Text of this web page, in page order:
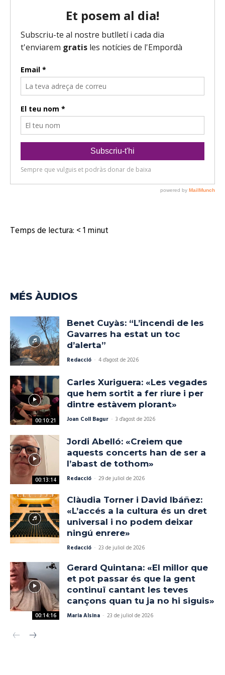
Temps de lectura: < 1minut
MÉS ÀUDIOS
Benet Cuyàs: “L’incendi de les
Gavarres ha estat un toc
d’alerta”
Redacció - 4 d'agost de 2026
00:10:21
Carles Xuriguera: «Les vegades
que hem sortit a fer riure i per
dintre estàvem plorant»
Joan Coll Bagur - 3 d'agost de 2026
00:13:14
Jordi Abelló: «Creiem que
aquests concerts han de ser a
l’abast de tothom»
Redacció - 29 de juliol de 2026
Clàudia Torner i David Ibáñez:
«L’accés a la cultura és un dret
universal i no podem deixar
ningú enrere»
Redacció - 23 de juliol de 2026
00:14:16
Gerard Quintana: «El millor que
et pot passar és que la gent
continuï cantant les teves
cançons quan tu ja no hi siguis»
Maria Alsina - 23 de juliol de 2026